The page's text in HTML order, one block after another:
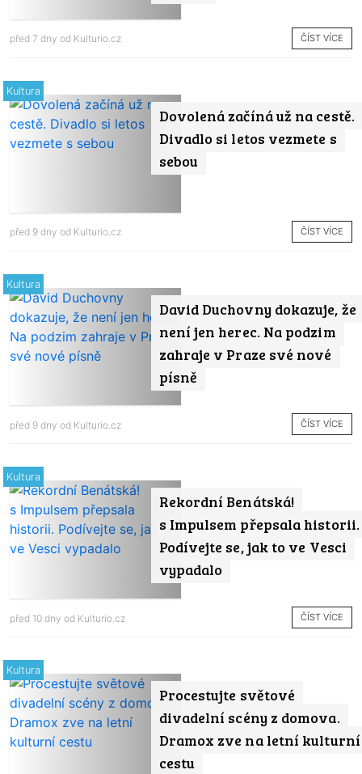
před 7 dny od Kulturio.cz ČÍST VÍCE
Dovolená začíná už na cestě.
Divadlo si letos vezmete s
sebou
Kultura
před 9 dny od Kulturio.cz ČÍST VÍCE
David Duchovny dokazuje, že
není jen herec. Na podzim
zahraje v Praze své nové
písně
Kultura
před 9 dny od Kulturio.cz ČÍST VÍCE
Rekordní Benátská!
s Impulsem přepsala historii.
Podívejte se, jak to ve Vesci
vypadalo
Kultura
před 10 dny od Kulturio.cz ČÍST VÍCE
Procestujte světové
divadelní scény z domova.
Dramox zve na letní kulturní
cestu
Kultura